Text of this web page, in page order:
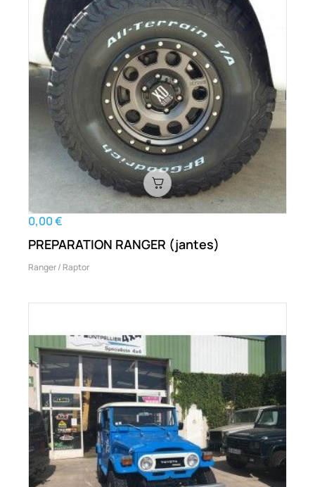
0,00 €
PREPARATION RANGER (jantes)
Ranger / Raptor